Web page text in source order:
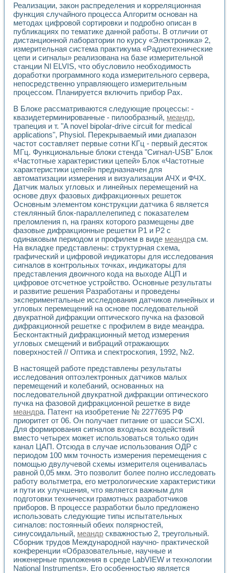
Измерительный контроль с применением
Моделирование надежности и эффективности систем
Лабораторные практикумы и учебные стенды
Автоматизация лабораторного стенда по измерению
Автоматизированные лабораторные комплексы для
Виртуальный прибор для исследования нелинейных
Использование виртуальных приборов в процесе
Использование программ ELECTRONICS WORKBENCH-
Лабораторный практикум по дисциплине «Цифровые
Лабораторный практикум по ИНС на основе LabVIEW
Опыт использования NI LabVIEW для создания
Применение LabVIEW для исследования течения в
Создание виртуальной работы «Изучение магнитных
Обратный маятник
Устройство для изучения основ интерфейсов обмена по
Лабораторный практикум: изучение адиабатического
Стенд для исследования электрических переходных
Система статистической обработки результатов
Автоматизация лазерно-плазменных измерений с
Модельно-измерительный комплекс. Назначение. Состав.
Использование технологий NATIONAL INSTRUMENTS
Учебный практикум "Спектральный и корреляционный
Учебный стенд для исследования принципа действия
Оборудование и программное обеспечение учебных
Виртуальный лабораторный практикум для изучения
Управление роботом ТУР-10 средствами LabVIEW
Аппаратно-программный комплекс для исследования
Автоматизированный дистанционный лабораторный
Исследование возможности реставрации одномерных
Использование технологий NATIONAL INSTRUMENTS в
Разработка модификаций алгоритма полигармонической
Учебный стенд для исследования принципа действия
Виртуальная система поддержки принимаемых решений в
Преемственность дисциплин «Моделирование систем» и
Универсальный стенд для исследования электрических
Лабораторные практикумы по информационно-
Лабораторный практикум по основам теории Коммутации
Разработка виртуальной лабораторной работы
Виртуальные практикумы по электротехнике в среде
Из опыта внедрения в рамках национального проекта
Исследование эффективности решателей
Опыт разработки LabVIEW лабораторных практикумов
Проблемы повышения качества образования и
Развитие LabVIEW лабораторного практикума по
Разработка виртуальной лаборатории по электротехнике
Усовершенствованные алгоритмы частотного анализа
Об опыте работы учебного центра «Технологии
Технологии NI в магистерской программе «Прикладная
Система диагностики двигателей постоянного тока
Автоматизированный стенд формирования
Лабораторный практикум по курсу ИИС на базе
Партнеры
Академические и отраслевые институты
Учебные заведения
Бизнес
Контакты
Реализации, закон распределения и корреляционная
функция случайного процесса Алгоритм основан на
методах цифровой сортировки и подробно описан в
публикациях по тематике данной работы. В отличии от
дистанционной лаборатории по курсу «Электроника» 2,
измерительная система практикума «Радиотехнические
цепи и сигналы» реализована на базе измерительной
станции Nl ELVIS, что обусловило необходимость
доработки программного кода измерительного сервера,
непосредственно управляющего измерительным
процессом. Планируется включить прибор Pax.
В Блоке рассматриваются следующие процессы: -
квазидетерминированные - пилообразный, меандр,
трапеция и т. "A novel bipolar-drive circuit for medical
applications", Physiol. Перекрываемый ими диапазон
частот составляет первые сотни КГц - первый десяток
МГц. Функциональные блоки стенда "Сигнал-USB" Блок
«Частотные характеристики цепей» Блок «Частотные
характеристики цепей» предназначен для
автоматизации измерения и визуализации АЧХ и ФЧХ.
Датчик малых угловых и линейных перемещений на
основе двух фазовых дифракционных решеток
Основным элементом конструкции датчика 6 является
стеклянный блок-параллелепипед с показателем
преломления n, на гранях которого размещены две
фазовые дифракционные решетки Р1 и Р2 с
одинаковым периодом и профилем в виде меандра см.
На вкладке представлены: структурная схема,
графический и цифровой индикаторы для исследования
сигналов в контрольных точках, индикаторы для
представления двоичного кода на выходе АЦП и
цифровое отсчетное устройство. Основные результаты
и развитие решения Разработаны и проведены
экспериментальные исследования датчиков линейных и
угловых перемещений на основе последовательной
двукратной дифракции оптического пучка на фазовой
дифракционной решетке с профилем в виде меандра.
Бесконтактный дифракционный метод измерения
угловых смещений и вибраций отражающих
поверхностей // Оптика и спектроскопия, 1992, №2.
В настоящей работе представлены результаты
исследования оптоэлектронных датчиков малых
перемещений и колебаний, основанных на
последовательной двукратной дифракции оптического
пучка на фазовой дифракционной решетке в виде
меандра. Патент на изобретение № 2277695 РФ
приоритет от 06. Он получает питание от шасси SCXI.
Для формирования сигналов входных воздействий
вместо четырех может использоваться только один
канал ЦАП. Отсюда в случае использования ОДР с
периодом 100 мкм точность измерения перемещения с
помощью двулучевой схемы измерителя оценивалась
равной 0,05 мкм. Это позволит более полно исследовать
работу вольтметра, его метрологические характеристики
и пути их улучшения, что является важным для
подготовки технически грамотных разработчиков
приборов. В процессе разработки было предложено
использовать следующие типы испытательных
сигналов: постоянный обеих полярностей,
синусоидальный, меандр скважностью 2, треугольный.
Сборник трудов Международной научно- практической
конференции «Образовательные, научные и
инженерные приложения в среде LabVIEW и технологии
National Instruments». Его особенностью является